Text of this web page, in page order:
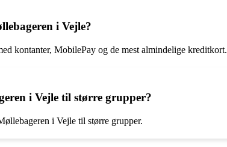
i Vejle?
kontanter, MobilePay og de mest almindelige kreditkort.
i Vejle til større grupper?
i Vejle til større grupper.